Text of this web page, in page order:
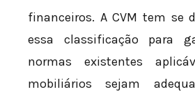
financeiros. A CVM tem se
essa classificação para
normas existentes
mobiliários sejam